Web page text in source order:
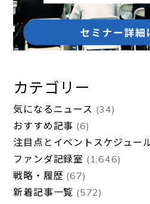
カテゴリー
気になるニュース (34)
おすすめ記事 (6)
注目点とイベントスケジュー
ファンダ記録室 (1,646)
戦略・履歴 (67)
新着記事一覧 (572)